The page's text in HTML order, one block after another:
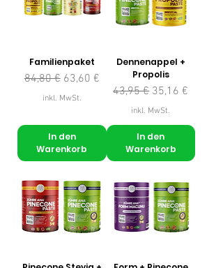
Familienpaket
Standardpreis
84,80 € Sale-Preis
63,60 €
inkl. MwSt.
In den
Warenkorb
Dennenappel +
Propolis
Standardpreis
43,95 € Sale-Preis
35,16 €
inkl. MwSt.
In den
Warenkorb